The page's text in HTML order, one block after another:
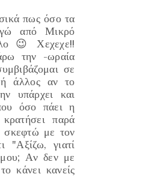
πως όσο τα
από Μικρό
😉 Χεχεχε!!
την -ωραία
σε
άλλος αν το
υπάρχει και
όσο πάει η
παρά
σκεφτώ με τον
"Αξίζω, γιατί
Αν δεν με
κάνει κανείς